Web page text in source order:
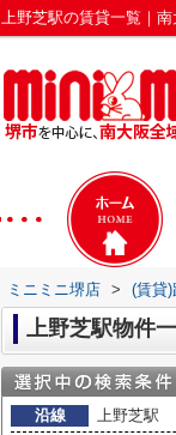
上野芝駅の賃貸一覧｜
ミニミニ堺店 > (賃貸
上野芝駅物件
沿線
上野芝駅